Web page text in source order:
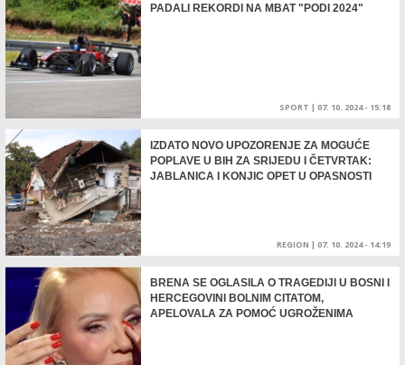
PADALI REKORDI NA MBAT "PODI 2024"
SPORT | 07. 10. 2024 - 15:18
IZDATO NOVO UPOZORENJE ZA MOGUĆE
POPLAVE U BIH ZA SRIJEDU I ČETVRTAK:
JABLANICA I KONJIC OPET U OPASNOSTI
REGION | 07. 10. 2024 - 14:19
BRENA SE OGLASILA O TRAGEDIJI U BOSNI I
HERCEGOVINI BOLNIM CITATOM,
APELOVALA ZA POMOĆ UGROŽENIMA